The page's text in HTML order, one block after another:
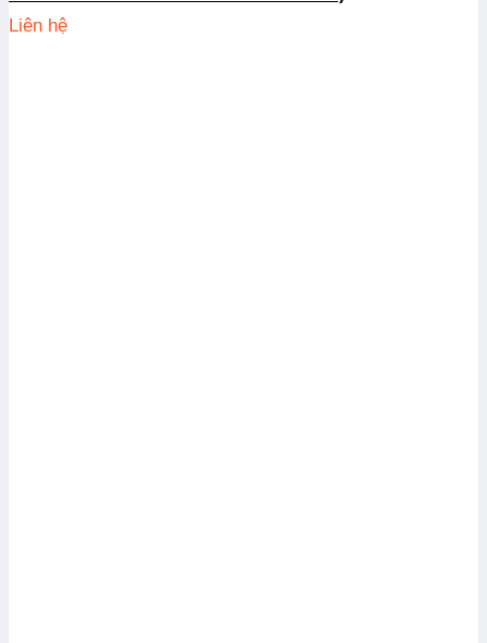
Liên hệ